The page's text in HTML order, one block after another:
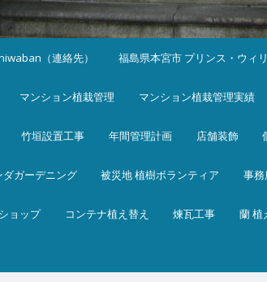
（連絡先） 福島県本宮市 プリンス・ウィ
マンション植栽管理 マンション植栽管理実績
竹垣設置工事 年間管理計画 店舗装飾
ダガーデニング 被災地 植樹ボランティア 事務
ョップ コンテナ植え替え 煉瓦工事 蘭 植